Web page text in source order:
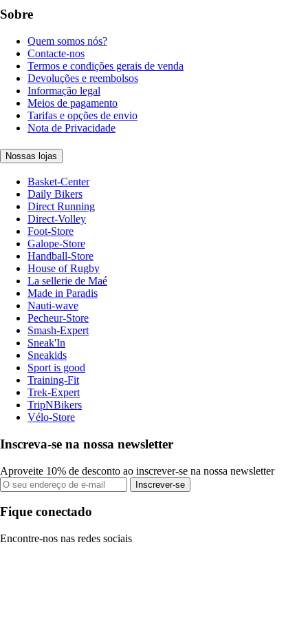
Sobre
Quem somos nós?
Contacte-nos
Termos e condições gerais de venda
Devoluções e reembolsos
Informação legal
Meios de pagamento
Tarifas e opções de envio
Nota de Privacidade
Nossas lojas
Basket-Center
Daily Bikers
Direct Running
Direct-Volley
Foot-Store
Galope-Store
Handball-Store
House of Rugby
La sellerie de Maé
Made in Paradis
Nauti-wave
Pecheur-Store
Smash-Expert
Sneak'In
Sneakids
Sport is good
Training-Fit
Trek-Expert
TripNBikers
Vélo-Store
Inscreva-se na nossa newsletter
Aproveite 10% de desconto ao inscrever-se na nossa newsletter
Inscrever-se
Fique conectado
Encontre-nos nas redes sociais